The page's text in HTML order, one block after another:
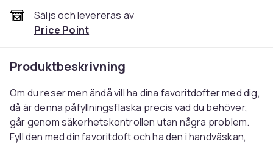
Säljs och levereras av
Price Point
Produktbeskrivning
Om du reser men ändå vill ha dina favoritdofter med dig,
då är denna påfyllningsflaska precis vad du behöver,
går genom säkerhetskontrollen utan några problem.
Fyll den med din favoritdoft och ha den i handväskan,